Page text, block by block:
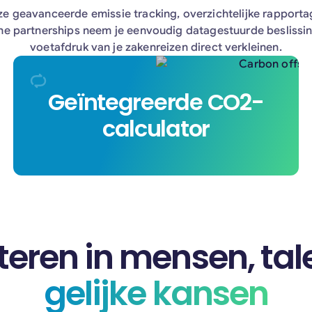
geavanceerde emissie tracking, overzichtelijke
partnerships neem je eenvoudig datagestuurde
voetafdruk van je zakenreizen direct verkleinen.
Geïntegreerde CO2-
calculator
BizAway integreerde als eerste platform een
geavanceerde broeikasgascalculator,
ontwikkeld in samenwerking met Squake
in mensen,
gelijke kansen